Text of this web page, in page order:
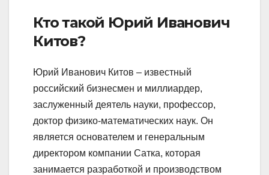
Кто такой Юрий Иванович
Китов?
Юрий Иванович Китов – известный
российский бизнесмен и миллиардер,
заслуженный деятель науки, профессор,
доктор физико-математических наук. Он
является основателем и генеральным
директором компании Сатка, которая
занимается разработкой и производством